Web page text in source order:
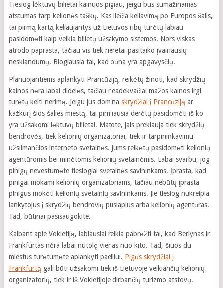
Tiesiog lėktuvų bilietai kainuos pigiau, jeigu bus sumažinamas
atstumas tarp kelionės taškų. Kas liečia keliavimą po Europos šalis,
tai pirmą kartą keliaujantys už Lietuvos ribų turėtų labiau
pasidomėti kaip veikia bilietų užsakymo sistemos. Nors viskas
atrodo paprasta, tačiau vis tiek neretai pasitaiko įvairiausių
nesklandumų. Blogiausia tai, kad būna yra apgavysčių.
Planuojantiems aplankyti Prancūziją, reikėtų žinoti, kad skrydžių
kainos nėra labai didelės, tačiau neadekvačiai mažos kainos irgi
turėtų kelti nerimą. Jeigu jus domina skrydžiai į Prancūziją ar
kažkurį šios šalies miestą, tai pirmiausia derėtų pasidomėti iš ko
yra užsakomi lėktuvų bilietai. Matote, jais prekiauja tiek skrydžių
bendrovės, tiek kelionių organizatoriai, tiek ir tarpininkavimu
užsiimančios interneto svetainės. Jums reikėtų pasidomėti kelionių
agentūromis bei minėtomis kelionių svetainėmis. Labai svarbu, jog
pinigų nevestumėte tiesiogiai svetainės savininkams. Įprasta, kad
pinigai mokami kelionių organizatoriams, tačiau nebūtų įprasta
pinigus mokėti kelionių svetainių savininkams. Jie tiesiog nukreipia
lankytojus į skrydžių bendrovių puslapius arba kelionių agentūras.
Tad, būtinai pasisaugokite.
Kalbant apie Vokietiją, labiausiai reikia pabrėžti tai, kad Berlynas ir
Frankfurtas nėra labai nutolę vienas nuo kito. Tad, šiuos du
miestus turėtumėte aplankyti paeiliui. Pigūs skrydžiai į
Frankfurtą gali būti užsakomi tiek iš Lietuvoje veikiančių kelionių
organizatorių, tiek ir iš Vokietijoje dirbančių turizmo atstovų.